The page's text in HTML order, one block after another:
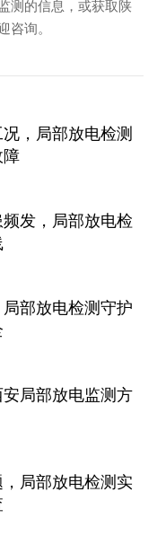
测的信息，或获取陕
询。
，局部放电检测
发，局部放电检
部放电检测守护
局部放电监测方
局部放电检测实